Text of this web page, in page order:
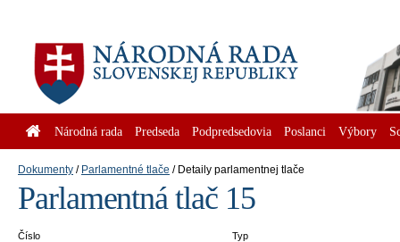
Národná rada Predseda Podpredsedovia Poslanci Výbory
Dokumenty Parlamentné tlače Detaily parlamentnej tlače
Parlamentná tlač 15
Číslo
Typ